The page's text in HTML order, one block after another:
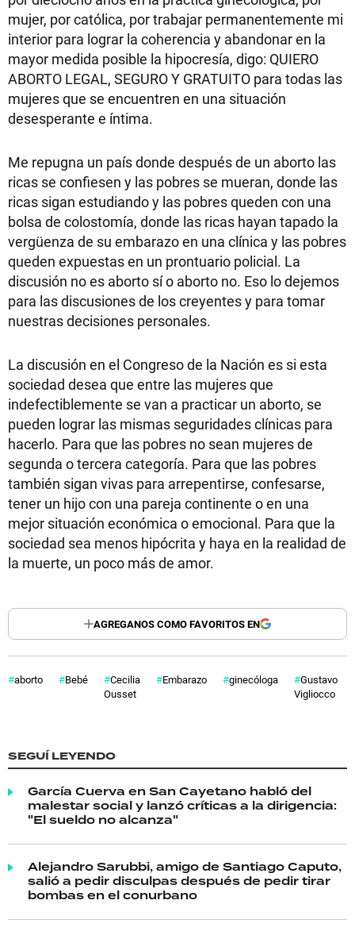
mujer, por católica, por trabajar permanentemente mi
interior para lograr la coherencia y abandonar en la
mayor medida posible la hipocresía, digo: QUIERO
ABORTO LEGAL, SEGURO Y GRATUITO para todas las
mujeres que se encuentren en una situación
desesperante e íntima.
Me repugna un país donde después de un aborto las
ricas se confiesen y las pobres se mueran, donde las
ricas sigan estudiando y las pobres queden con una
bolsa de colostomía, donde las ricas hayan tapado la
vergüenza de su embarazo en una clínica y las pobres
queden expuestas en un prontuario policial. La
discusión no es aborto sí o aborto no. Eso lo dejemos
para las discusiones de los creyentes y para tomar
nuestras decisiones personales.
La discusión en el Congreso de la Nación es si esta
sociedad desea que entre las mujeres que
indefectiblemente se van a practicar un aborto, se
pueden lograr las mismas seguridades clínicas para
hacerlo. Para que las pobres no sean mujeres de
segunda o tercera categoría. Para que las pobres
también sigan vivas para arrepentirse, confesarse,
tener un hijo con una pareja continente o en una
mejor situación económica o emocional. Para que la
sociedad sea menos hipócrita y haya en la realidad de
la muerte, un poco más de amor.
AGREGANOS COMO FAVORITOS EN
aborto Bebé
Cecilia
Ousset
Embarazo ginecóloga
Gustavo
Vigliocco
SEGUÍ LEYENDO
García Cuerva en San Cayetano habló del
malestar social y lanzó críticas a la dirigencia:
"El sueldo no alcanza"
Alejandro Sarubbi, amigo de Santiago Caputo,
salió a pedir disculpas después de pedir tirar
bombas en el conurbano